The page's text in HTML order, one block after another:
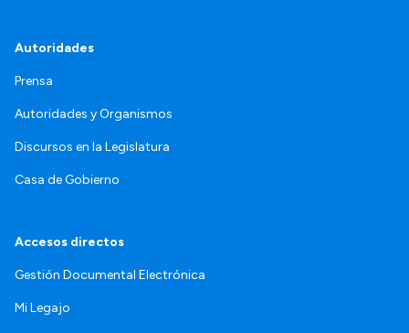
Autoridades
Prensa
Autoridades y Organismos
Discursos en la Legislatura
Casa de Gobierno
Accesos directos
Gestión Documental Electrónica
Mi Legajo